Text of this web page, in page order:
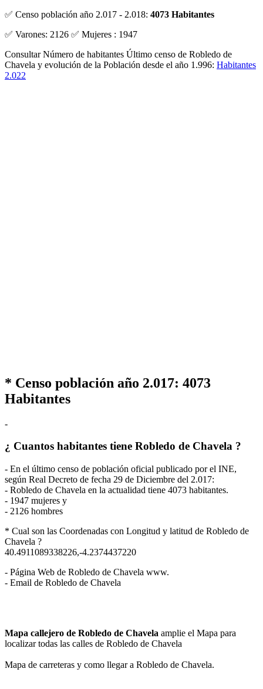
✅ Censo población año 2.017 - 2.018: 4073 Habitantes
✅ Varones: 2126 ✅ Mujeres : 1947
Consultar Número de habitantes Último censo de Robledo de
Chavela y evolución de la Población desde el año 1.996: Habitantes
2.022
* Censo población año 2.017: 4073
Habitantes
-
¿ Cuantos habitantes tiene Robledo de Chavela ?
- En el último censo de población oficial publicado por el INE,
según Real Decreto de fecha 29 de Diciembre del 2.017:
- Robledo de Chavela en la actualidad tiene 4073 habitantes.
- 1947 mujeres y
- 2126 hombres
* Cual son las Coordenadas con Longitud y latitud de Robledo de
Chavela ?
40.4911089338226,-4.2374437220
- Página Web de Robledo de Chavela www.
- Email de Robledo de Chavela
Mapa callejero de Robledo de Chavela amplie el Mapa para
localizar todas las calles de Robledo de Chavela
Mapa de carreteras y como llegar a Robledo de Chavela.